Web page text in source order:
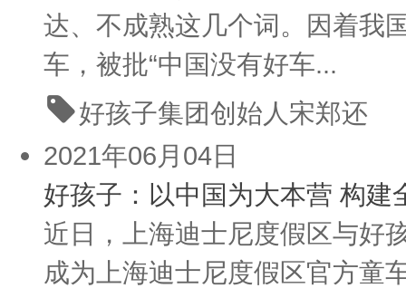
达、不成熟这几个词。因着我
车，被批“中国没有好车...
好孩子集团创始人 宋郑还
2021年06月04日
好孩子：以中国为大本营 构建
近日，上海迪士尼度假区与好
成为上海迪士尼度假区官方童